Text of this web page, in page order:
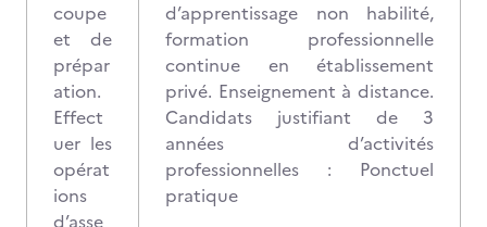
coupe
et de
prépar
ation.
Effect
uer les
opérat
ions
d’asse
d’apprentissage non habilité,
formation professionnelle
continue en établissement
privé. Enseignement à distance.
Candidats justifiant de 3
années d’activités
professionnelles : Ponctuel
pratique